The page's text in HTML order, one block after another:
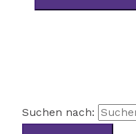
Suchen nach: